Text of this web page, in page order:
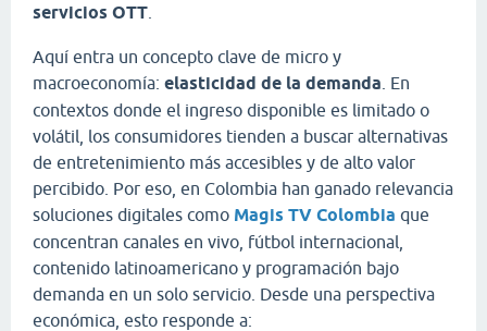
servicios OTT
Aquí entra un concepto clave de micro y
macroeconomía: elasticidad de la demanda . En
contextos donde el ingreso disponible es limitado o
volátil, los consumidores tienden a buscar alternativas
de entretenimiento más accesibles y de alto valor
percibido. Por eso, en Colombia han ganado relevancia
soluciones digitales como Magis TV Colombia que
concentran canales en vivo, fútbol internacional,
contenido latinoamericano y programación bajo
demanda en un solo servicio. Desde una perspectiva
económica, esto responde a: